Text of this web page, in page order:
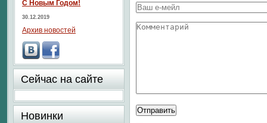
С Новым Годом!
30.12.2019
Архив новостей
Сейчас на сайте
Новинки